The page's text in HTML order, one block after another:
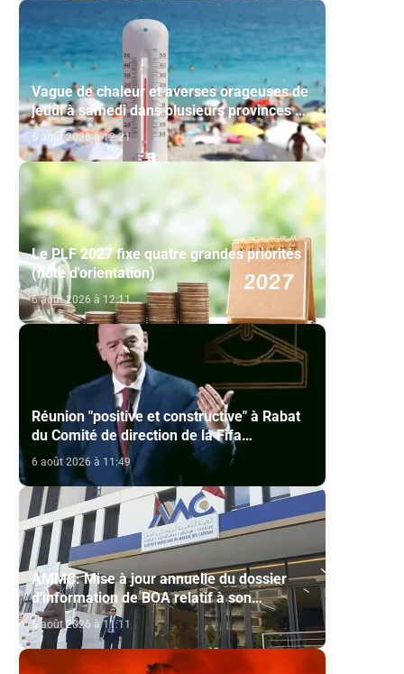
Vague de chaleur et averses orageuses de
jeudi à samedi dans plusieurs provinces du
Royaume (Bulletin d'alerte)
6 août 2026 à 12:21
Le PLF 2027 fixe quatre grandes priorités
(note d'orientation)
6 août 2026 à 12:11
Réunion "positive et constructive" à Rabat
du Comité de direction de la Fifa
(communiqué)
6 août 2026 à 11:49
AMMC: Mise à jour annuelle du dossier
d'information de BOA relatif à son
programme d'émission de certificats de
dépôt
6 août 2026 à 11:11